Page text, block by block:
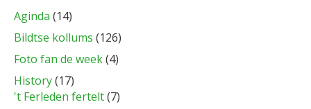
Aginda (14)
Bildtse kollums (126)
Foto fan de week(4)
History(17)
't Ferleden fertelt(7)